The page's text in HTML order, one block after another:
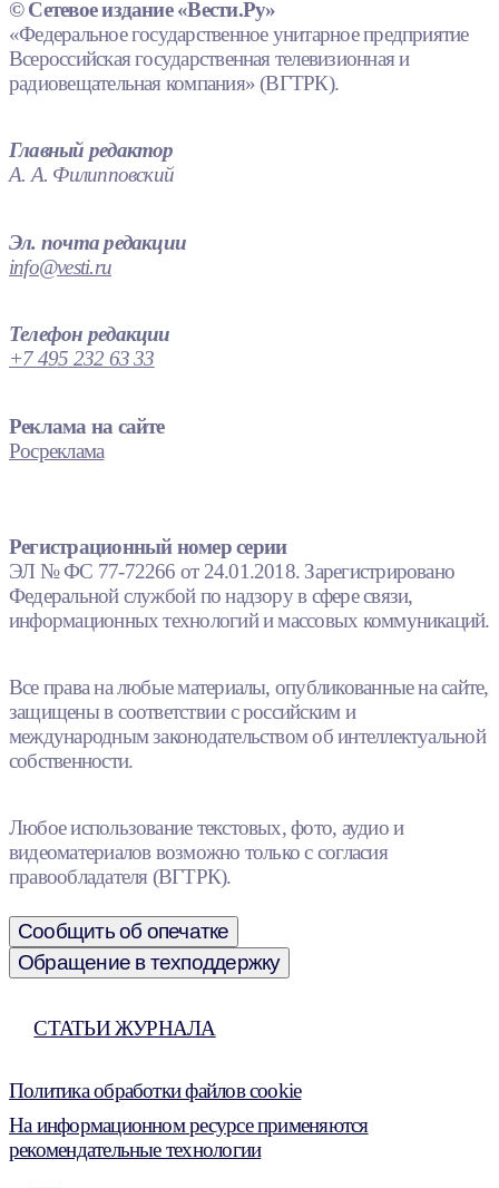
© Сетевое издание «Вести.Ру»
«Федеральное государственное унитарное предприятие
Всероссийская государственная телевизионная и
радиовещательная компания» (ВГТРК).
Главный редактор
А. А. Филипповский
Эл. почта редакции
info@vesti.ru
Телефон редакции
+7 495 232 63 33
Реклама на сайте
Росреклама
Регистрационный номер серии
ЭЛ № ФС 77-72266 от 24.01.2018. Зарегистрировано
Федеральной службой по надзору в сфере связи,
информационных технологий и массовых коммуникаций.
Все права на любые материалы, опубликованные на сайте,
защищены в соответствии с российским и
международным законодательством об интеллектуальной
собственности.
Любое использование текстовых, фото, аудио и
видеоматериалов возможно только с согласия
правообладателя (ВГТРК).
Сообщить об опечатке
Обращение в техподдержку
СТАТЬИ ЖУРНАЛА
Политика обработки файлов cookie
На информационном ресурсе применяются
рекомендательные технологии